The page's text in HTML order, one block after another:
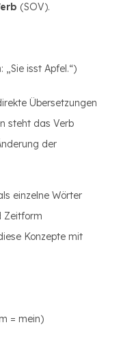
(SOV).
„Sie isst Apfel.“)
Übersetzungen
steht das Verb
der
einzelne Wörter
Zeitform
Konzepte mit
= mein)